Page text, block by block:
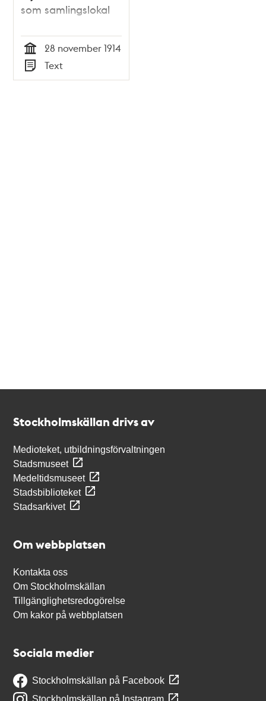
som samlingslokal
Tid
28 november 1914
Typ
Text
Stockholmskällan drivs av
Medioteket, utbildningsförvaltningen
Stadsmuseet
Medeltidsmuseet
Stadsbiblioteket
Stadsarkivet
Om webbplatsen
Kontakta oss
Om Stockholmskällan
Tillgänglighetsredogörelse
Om kakor på webbplatsen
Sociala medier
Stockholmskällan på Facebook
Stockholmskällan på Instagram